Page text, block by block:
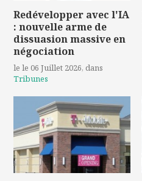
Redévelopper avec l'IA
: nouvelle arme de
dissuasion massive en
négociation
le le 06 Juillet 2026, dans
Tribunes